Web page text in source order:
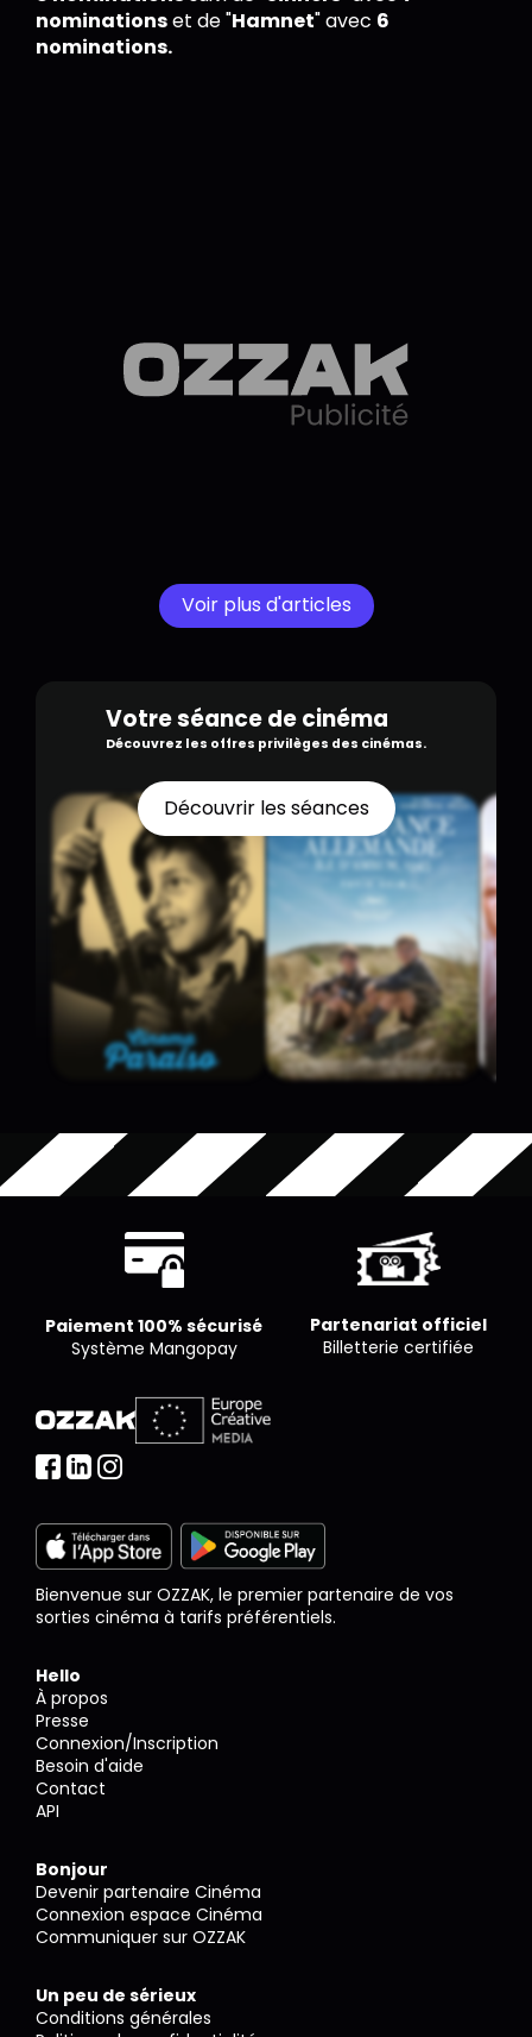
nominationset de "Hamnet" avec 6
nominations.
Voir plus d'articles
Votre séance de cinéma
Découvrez les offres privilèges des cinémas.
Découvrir les séances
Paiement 100% sécurisé
Système Mangopay
Partenariat officiel
Billetterie certifiée
Bienvenue sur OZZAK, le premier partenaire de vos
sorties cinéma à tarifs préférentiels.
Hello
À propos
Presse
Connexion/Inscription
Besoin d'aide
Contact
API
Bonjour
Devenir partenaire Cinéma
Connexion espace Cinéma
Communiquer sur OZZAK
Un peu de sérieux
Conditions générales